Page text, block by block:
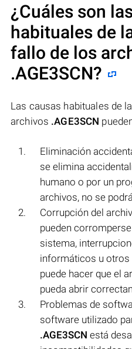
¿Cuáles son
habituales de
fallo de los
.AGE3SCN?
Las causas habituales de
archivos .AGE3SCN
Eliminación
se elimina
humano o por un
archivos, no se
Corrupción del
pueden
sistema,
informáticos u otros
puede hacer que el
pueda abrir
Problemas de
software utilizado
.AGE3SCN está